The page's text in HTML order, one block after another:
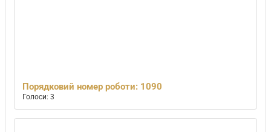
Порядковий номер роботи: 1090
Голоси: 3